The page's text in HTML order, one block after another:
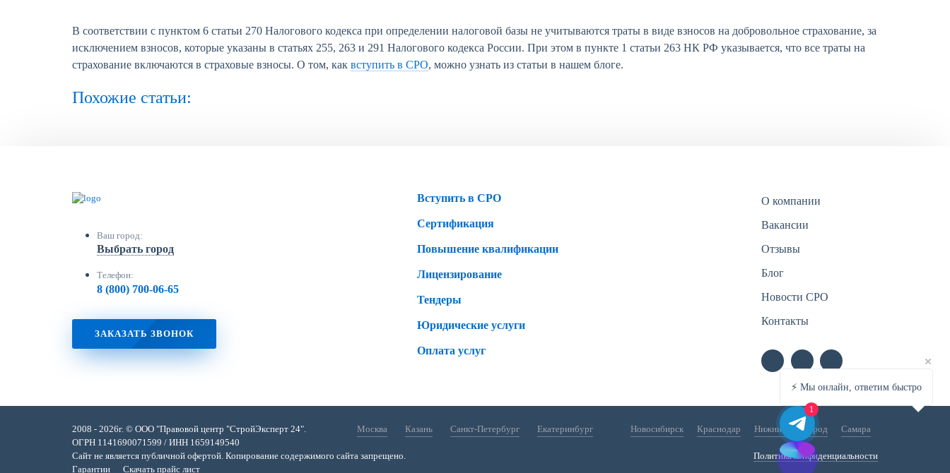
В соответствии с пунктом 6 статьи 270 Налогового кодекса при определении налоговой базы не учитываются траты в виде взносов на добровольное страхование, за
исключением взносов, которые указаны в статьях 255, 263 и 291 Налогового кодекса России. При этом в пункте 1 статьи 263 НК РФ указывается, что все траты на
страхование включаются в страховые взносы. О том, как вступить в СРО, можно узнать из статьи в нашем блоге.
Похожие статьи:
Ваш город:
Выбрать город
Телефон:
8 (800) 700-06-65
ЗАКАЗАТЬ ЗВОНОК
Вступить в СРО
Сертификация
Повышение квалификации
Лицензирование
Тендеры
Юридические услуги
Оплата услуг
О компании
Вакансии
Отзывы
Блог
Новости СРО
Контакты
2008 - 2026г. © ООО "Правовой центр "СтройЭксперт 24".
ОГРН 1141690071599 / ИНН 1659149540
Москва Казань Санкт-Петербург Екатеринбург Новосибирск Краснодар Нижний Новгород Самара
Сайт не является публичной офертой. Копирование содержимого сайта запрещено.
Политика конфиденциальности
Гарантии
Скачать прайс лист
⚡️ Мы онлайн, ответим быстро
1